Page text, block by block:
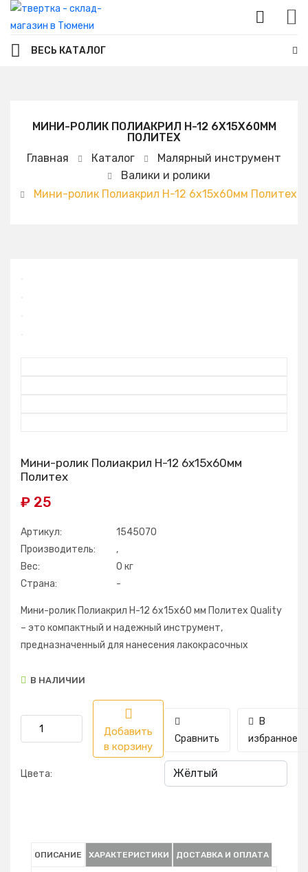
ВЕСЬ КАТАЛОГ
МИНИ-РОЛИК ПОЛИАКРИЛ H-12 6Х15Х60ММ
ПОЛИТЕХ
Главная
Каталог
Малярный инструмент
Валики и ролики
Мини-ролик Полиакрил H-12 6х15х60мм Политех
Мини-ролик Полиакрил H-12 6х15х60мм
Политех
₽ 25
Артикул:
1545070
Производитель:
,
Вес:
0 кг
Страна:
-
Мини-ролик Полиакрил H-12 6х15х60 мм Политех Quality
– это компактный и надежный инструмент,
предназначенный для нанесения лакокрасочных
В НАЛИЧИИ
Добавить
в корзину
Сравнить
В
избранное
Цвета:
ОПИСАНИЕ ХАРАКТЕРИСТИКИ ДОСТАВКА И ОПЛАТА